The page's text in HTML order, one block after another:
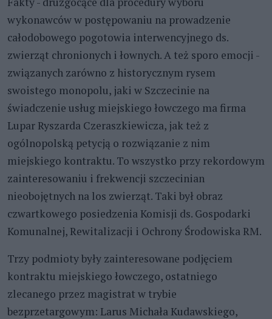
wykonawców w postępowaniu na prowadzenie
całodobowego pogotowia interwencyjnego ds.
zwierząt chronionych i łownych. A też sporo emocji -
związanych zarówno z historycznym rysem
swoistego monopolu, jaki w Szczecinie na
świadczenie usług miejskiego łowczego ma firma
Lupar Ryszarda Czeraszkiewicza, jak też z
ogólnopolską petycją o rozwiązanie z nim
miejskiego kontraktu. To wszystko przy rekordowym
zainteresowaniu i frekwencji szczecinian
nieobojętnych na los zwierząt. Taki był obraz
czwartkowego posiedzenia Komisji ds. Gospodarki
Komunalnej, Rewitalizacji i Ochrony Środowiska RM.
Trzy podmioty były zainteresowane podjęciem
kontraktu miejskiego łowczego, ostatniego
zlecanego przez magistrat w trybie
bezprzetargowym: Larus Michała Kudawskiego,